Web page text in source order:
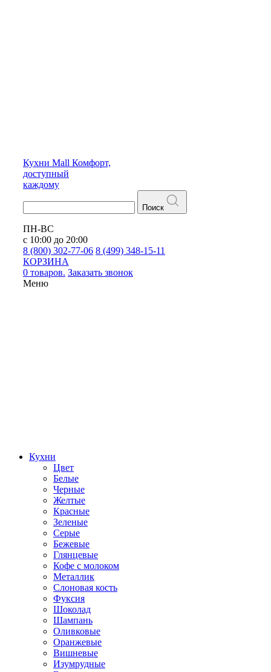
Кухни Mall Комфорт,
доступный
каждому
Поиск
ПН-ВС
с 10:00 до 20:00
8 (800) 302-77-06 8 (499) 348-15-11
КОРЗИНА
0 товаров. Заказать звонок
Меню
Кухни
Цвет
Белые
Черные
Желтые
Красные
Зеленые
Серые
Бежевые
Глянцевые
Кофе с молоком
Металлик
Слоновая кость
Фуксия
Шоколад
Шампань
Оливковые
Оранжевые
Вишневые
Изумрудные